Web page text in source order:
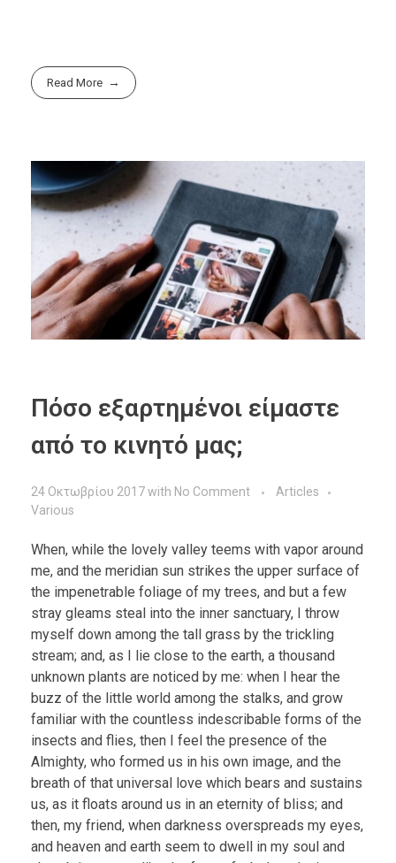
Read More
Πόσο εξαρτημένοι είμαστε
από το κινητό μας;
24 Οκτωβρίου 2017with No Comment
Articles
Various
When, while the lovely valley teems with vapor around
me, and the meridian sun strikes the upper surface of
the impenetrable foliage of my trees, and but a few
stray gleams steal into the inner sanctuary, I throw
myself down among the tall grass by the trickling
stream; and, as I lie close to the earth, a thousand
unknown plants are noticed by me: when I hear the
buzz of the little world among the stalks, and grow
familiar with the countless indescribable forms of the
insects and flies, then I feel the presence of the
Almighty, who formed us in his own image, and the
breath of that universal love which bears and sustains
us, as it floats around us in an eternity of bliss; and
then, my friend, when darkness overspreads my eyes,
and heaven and earth seem to dwell in my soul and